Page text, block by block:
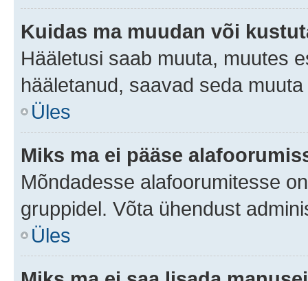
Kuidas ma muudan või
Hääletusi saab muuta, muutes
hääletanud, saavad seda
Üles
Miks ma ei pääse
Mõndadesse alafoorumitesse
gruppidel. Võta ühendust
Üles